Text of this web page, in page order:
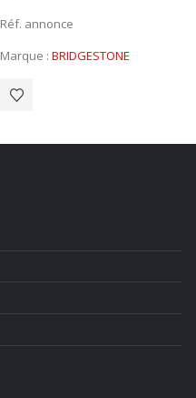
Réf. annonce
Marque : BRIDGESTONE